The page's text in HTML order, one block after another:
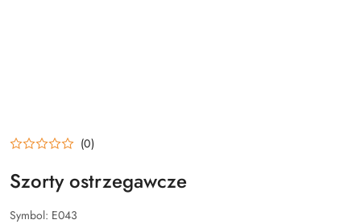
(0)
Szorty ostrzegawcze
Symbol: E043